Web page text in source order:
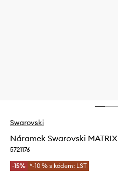
Swarovski
Náramek Swarovski MATRIX
5721176
-15% *-10 % s kódem: LST